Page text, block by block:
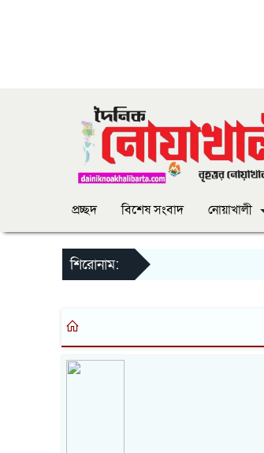
প্রচ্ছদ বিশেষ সংবাদ নোয়াখালী
শিরোনাম: